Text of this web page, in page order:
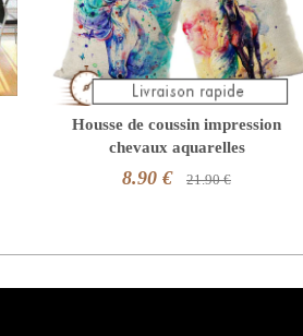
Housse de coussin impression
chevaux aquarelles
8.90 € 21.90 €